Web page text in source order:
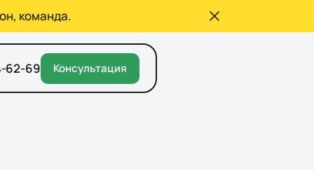
команда.
62-69 Консультация